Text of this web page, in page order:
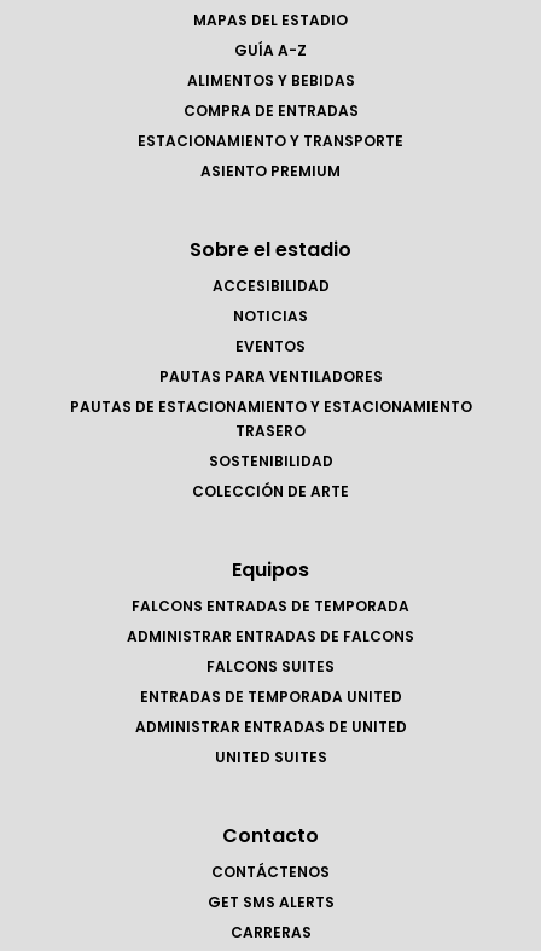
MAPAS DEL ESTADIO
GUÍA A-Z
ALIMENTOS Y BEBIDAS
COMPRA DE ENTRADAS
ESTACIONAMIENTO Y TRANSPORTE
ASIENTO PREMIUM
Sobre el estadio
ACCESIBILIDAD
NOTICIAS
EVENTOS
PAUTAS PARA VENTILADORES
PAUTAS DE ESTACIONAMIENTO Y ESTACIONAMIENTO
TRASERO
SOSTENIBILIDAD
COLECCIÓN DE ARTE
Equipos
FALCONS ENTRADAS DE TEMPORADA
ADMINISTRAR ENTRADAS DE FALCONS
FALCONS SUITES
ENTRADAS DE TEMPORADA UNITED
ADMINISTRAR ENTRADAS DE UNITED
UNITED SUITES
Contacto
CONTÁCTENOS
GET SMS ALERTS
CARRERAS